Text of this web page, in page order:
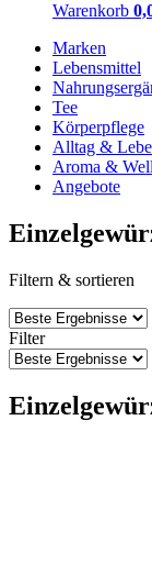
Warenkorb
Marken
Lebensmittel
Tee
Körperpflege
Alltag &
Aroma &
Angebote
Filtern & sortieren
Filter